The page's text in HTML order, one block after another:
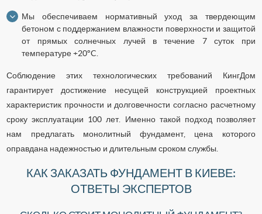
Мы обеспечиваем нормативный уход за твердеющим
бетоном с поддержанием влажности поверхности и защитой
от прямых солнечных лучей в течение 7 суток при
температуре +20°C.
Соблюдение этих технологических требований КингДом
гарантирует достижение несущей конструкцией проектных
характеристик прочности и долговечности согласно расчетному
сроку эксплуатации 100 лет. Именно такой подход позволяет
нам предлагать монолитный фундамент, цена которого
оправдана надежностью и длительным сроком службы.
КАК ЗАКАЗАТЬ ФУНДАМЕНТ В КИЕВЕ:
ОТВЕТЫ ЭКСПЕРТОВ